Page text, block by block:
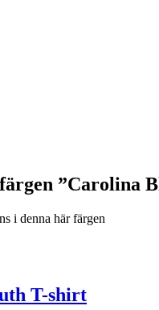
”Carolina
i denna här färgen
T-shirt